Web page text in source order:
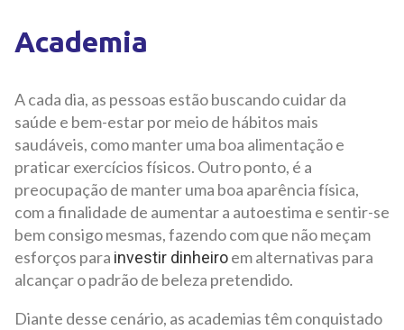
Academia
A cada dia, as pessoas estão buscando cuidar da
saúde e bem-estar por meio de hábitos mais
saudáveis, como manter uma boa alimentação e
praticar exercícios físicos. Outro ponto, é a
preocupação de manter uma boa aparência física,
com a finalidade de aumentar a autoestima e sentir-se
bem consigo mesmas, fazendo com que não meçam
esforços para investir dinheiroem alternativas para
alcançar o padrão de beleza pretendido.
Diante desse cenário, as academias têm conquistado